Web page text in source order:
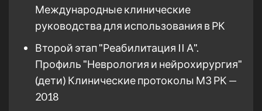
Международные клинические
руководства для использования в РК
Второй этап "Реабилитация II А".
Профиль "Неврология и нейрохирургия"
(дети) Клинические протоколы МЗ РК —
2018